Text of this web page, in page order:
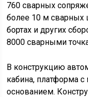
760 сварных
более 10 м
бортах и других
8000 сварными
В конструкцию
кабина, платформа
основанием.